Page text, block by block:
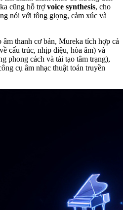
cũng hỗ trợvoice synthesis, cho
nói với tông giọng, cảm xúc và
thanh cơ bản, Mureka tích hợp cả
cấu trúc, nhịp điệu, hòa âm) và
phong cách và tái tạo tâm trạng),
cụ âm nhạc thuật toán truyền